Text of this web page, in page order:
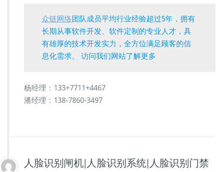
众链网络团队成员平均行业经验超过5年，拥有
长期从事软件开发、软件定制的专业人才，具
有雄厚的技术开发实力，全方位满足顾客的信
息化需求。 访问我们网站了解更多
杨经理：133+7711+4467
潘经理：138-7860-3497
人脸识别闸机|人脸识别系统|人脸识别门禁